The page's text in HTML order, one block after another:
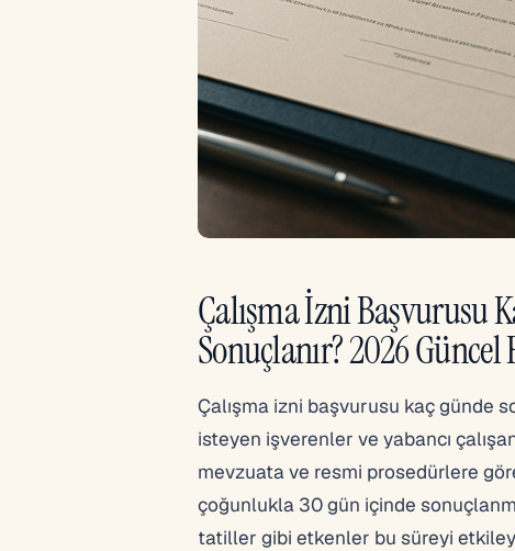
Çalışma İzni Başvurusu
Sonuçlanır? 2026 Güncel
Çalışma izni başvurusu kaç günde
isteyen işverenler ve yabancı
mevzuata ve resmi prosedürlere
çoğunlukla 30 gün içinde
tatiller gibi etkenler bu süreyi